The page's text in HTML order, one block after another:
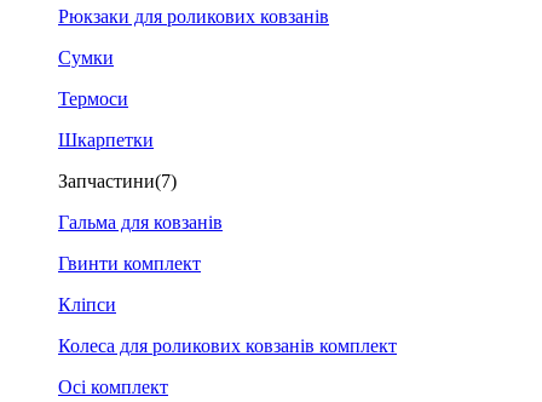
Рюкзаки для роликових ковзанів
Сумки
Термоси
Шкарпетки
Запчастини(7)
Гальма для ковзанів
Гвинти комплект
Кліпси
Колеса для роликових ковзанів комплект
Осі комплект